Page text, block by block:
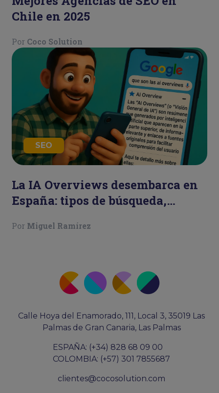
Chile en 2025
Por Coco Solution
SEO
La IA Overviews desembarca en
España: tipos de búsqueda,
Por Miguel Ramírez
Calle Hoya del Enamorado, 111, Local 3, 35019 Las
Palmas de Gran Canaria, Las Palmas
ESPAÑA: (+34) 828 68 09 00
COLOMBIA: (+57) 301 7855687
clientes@cocosolution.com